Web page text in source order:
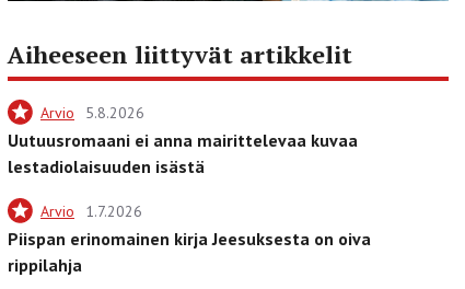
Aiheeseen liittyvät artikkelit
Arvio 5.8.2026
Uutuusromaani ei anna mairittelevaa kuvaa
lestadiolaisuuden isästä
Arvio 1.7.2026
Piispan erinomainen kirja Jeesuksesta on oiva
rippilahja